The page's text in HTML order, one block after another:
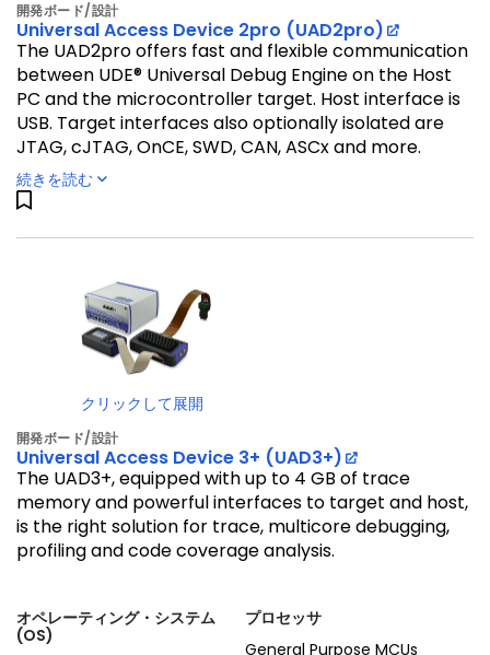
開発ボード/設計
Universal Access Device 2pro (UAD2pro)
The UAD2pro offers fast and flexible communication
between UDE® Universal Debug Engine on the Host
PC and the microcontroller target. Host interface is
USB. Target interfaces also optionally isolated are
JTAG, cJTAG, OnCE, SWD, CAN, ASCx and more.
続きを読む
クリックして展開
開発ボード/設計
Universal Access Device 3+ (UAD3+)
The UAD3+, equipped with up to 4 GB of trace
memory and powerful interfaces to target and host,
is the right solution for trace, multicore debugging,
profiling and code coverage analysis.
オペレーティング・システム
(OS)
プロセッサ
General Purpose MCUs